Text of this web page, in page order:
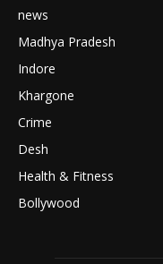
news
Madhya Pradesh
Indore
Khargone
Crime
Desh
Health & Fitness
Bollywood